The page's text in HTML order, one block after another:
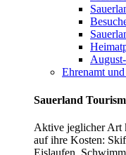
Ehrenamt
Sauerland
Aktive jeglicher Art
auf ihre Kosten:
Eislaufen,